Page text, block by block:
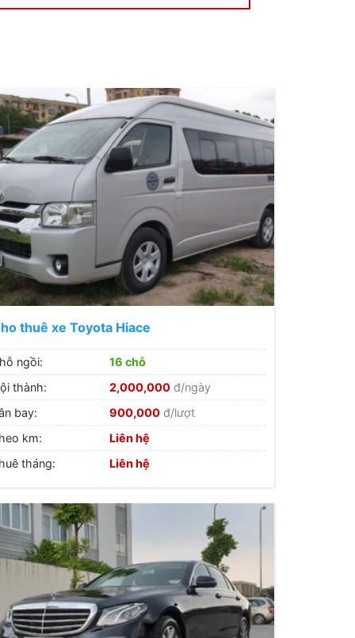
thuê xe Toyota Hiace
ngồi:
16 chỗ
thành:
2,000,000đ/ngày
bay:
900,000đ/lượt
km:
Liên hệ
tháng:
Liên hệ